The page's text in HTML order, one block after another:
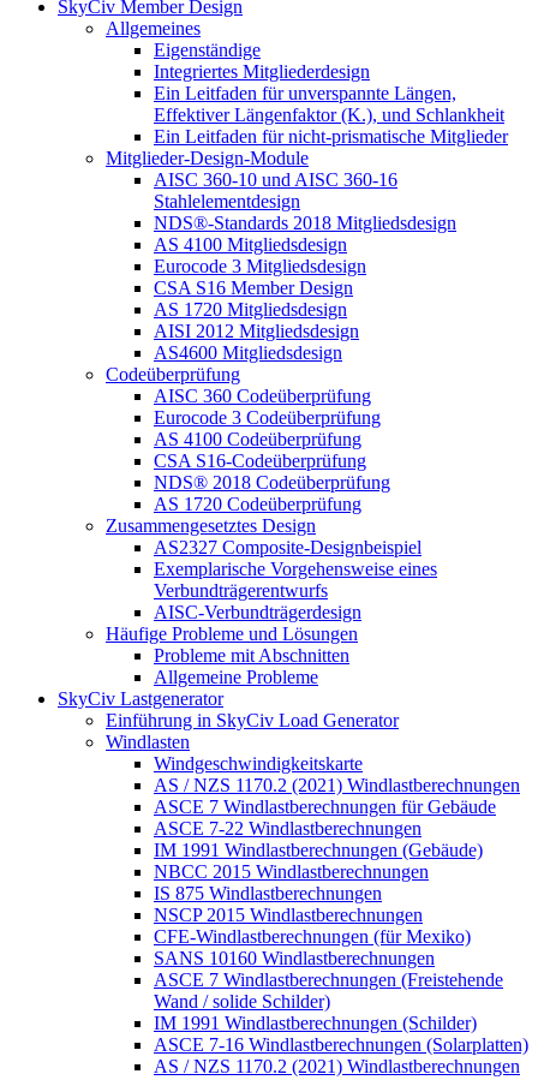
SkyCiv Member Design
Allgemeines
Eigenständige
Integriertes Mitgliederdesign
Ein Leitfaden für unverspannte Längen,
Effektiver Längenfaktor (K.), und Schlankheit
Ein Leitfaden für nicht-prismatische Mitglieder
Mitglieder-Design-Module
AISC 360-10 und AISC 360-16
Stahlelementdesign
NDS®-Standards 2018 Mitgliedsdesign
AS 4100 Mitgliedsdesign
Eurocode 3 Mitgliedsdesign
CSA S16 Member Design
AS 1720 Mitgliedsdesign
AISI 2012 Mitgliedsdesign
AS4600 Mitgliedsdesign
Codeüberprüfung
AISC 360 Codeüberprüfung
Eurocode 3 Codeüberprüfung
AS 4100 Codeüberprüfung
CSA S16-Codeüberprüfung
NDS® 2018 Codeüberprüfung
AS 1720 Codeüberprüfung
Zusammengesetztes Design
AS2327 Composite-Designbeispiel
Exemplarische Vorgehensweise eines
Verbundträgerentwurfs
AISC-Verbundträgerdesign
Häufige Probleme und Lösungen
Probleme mit Abschnitten
Allgemeine Probleme
SkyCiv Lastgenerator
Einführung in SkyCiv Load Generator
Windlasten
Windgeschwindigkeitskarte
AS / NZS 1170.2 (2021) Windlastberechnungen
ASCE 7 Windlastberechnungen für Gebäude
ASCE 7-22 Windlastberechnungen
IM 1991 Windlastberechnungen (Gebäude)
NBCC 2015 Windlastberechnungen
IS 875 Windlastberechnungen
NSCP 2015 Windlastberechnungen
CFE-Windlastberechnungen (für Mexiko)
SANS 10160 Windlastberechnungen
ASCE 7 Windlastberechnungen (Freistehende
Wand / solide Schilder)
IM 1991 Windlastberechnungen (Schilder)
ASCE 7-16 Windlastberechnungen (Solarplatten)
AS / NZS 1170.2 (2021) Windlastberechnungen